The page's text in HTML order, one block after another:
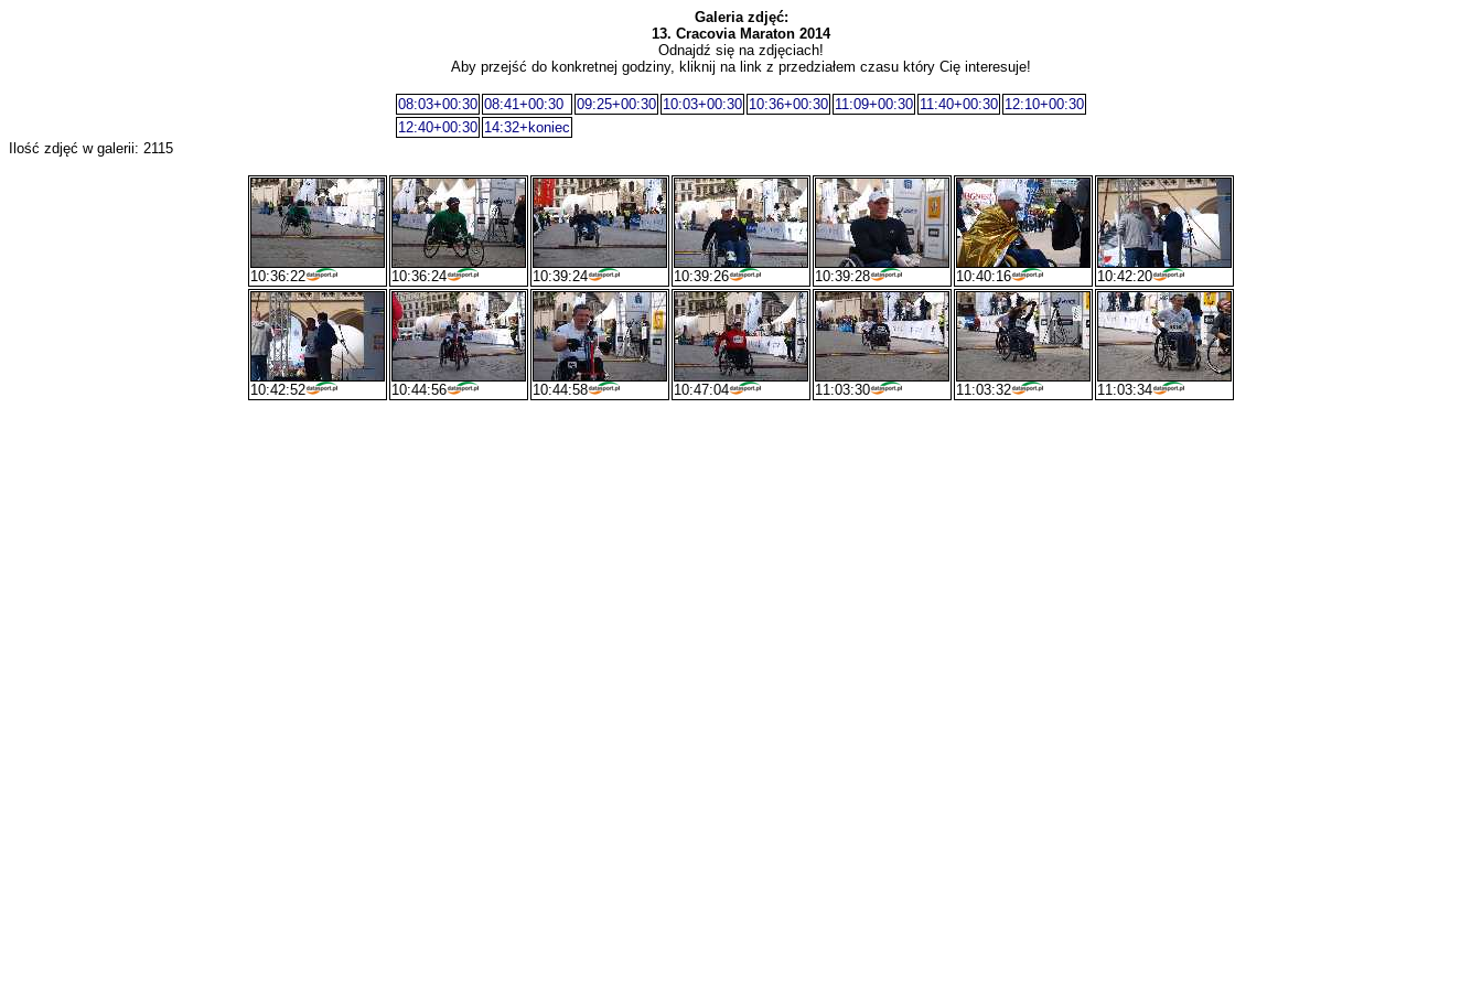
Galeria zdjęć:
13. Cracovia Maraton 2014
Odnajdź się na zdjęciach!
Aby przejść do konkretnej godziny, kliknij na link z przedziałem czasu który Cię interesuje!
08:03+00:30 08:41+00:30 09:25+00:30 10:03+00:30 10:36+00:30 11:09+00:30 11:40+00:30 12:10+00:30
12:40+00:30 14:32+koniec
Ilość zdjęć w galerii: 2115
10:36:22 10:36:24 10:39:24 10:39:26 10:39:28 10:40:16 10:42:20
10:42:52 10:44:56 10:44:58 10:47:04 11:03:30 11:03:32 11:03:34